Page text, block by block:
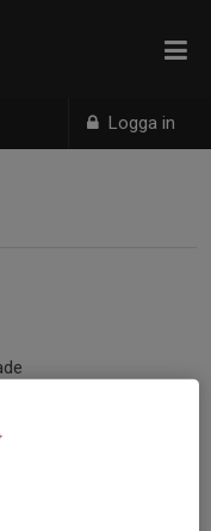
Logga in